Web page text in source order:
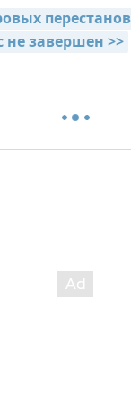
завершен >>